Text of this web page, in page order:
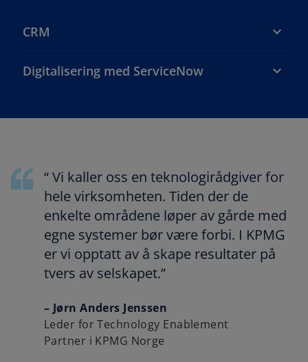
CRM
Digitalisering med ServiceNow
“ Vi kaller oss en teknologirådgiver for
hele virksomheten. Tiden der de
enkelte områdene løper av gårde med
egne systemer bør være forbi. I KPMG
er vi opptatt av å skape resultater på
tvers av selskapet.”
– Jørn Anders Jenssen
Leder for Technology Enablement
Partner i KPMG Norge